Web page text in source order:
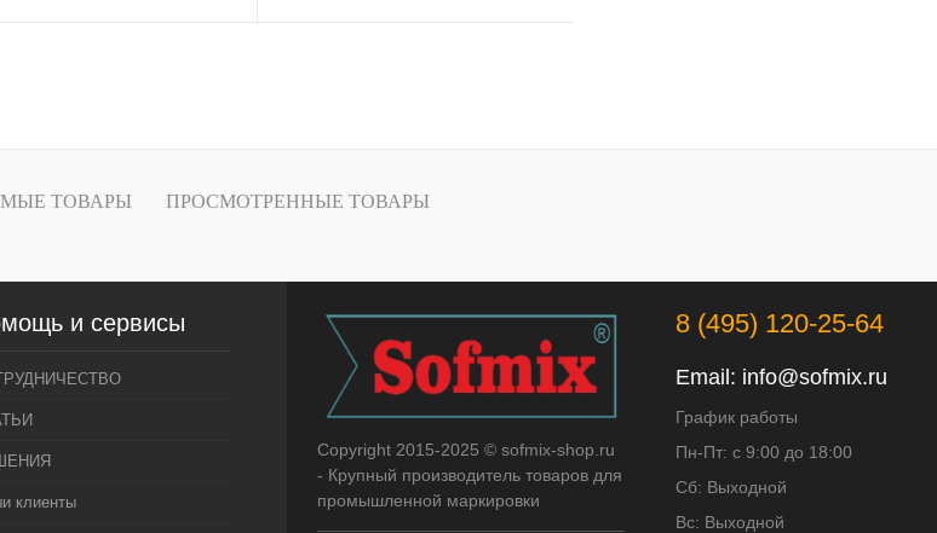
ТОВАРЫ ПРОСМОТРЕННЫЕ ТОВАРЫ
и сервисы
клиенты
Copyright 2015-2025 © sofmix-shop.ru
- Крупный производитель товаров для
промышленной маркировки
8 (495) 120-25-64
Email: info@sofmix.ru
График работы
Пн-Пт: с 9:00 до 18:00
Сб: Выходной
Вс: Выходной